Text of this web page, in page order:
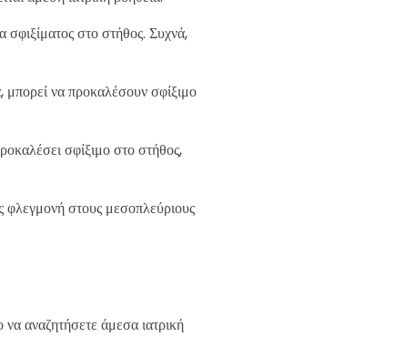
σφιξίματος στο στήθος. Συχνά,
να προκαλέσουν σφίξιμο
σφίξιμο στο στήθος,
φλεγμονή στους μεσοπλεύριους
αναζητήσετε άμεσα ιατρική